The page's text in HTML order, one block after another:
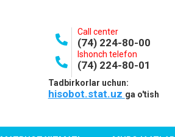
Call center
(74) 224-80-00
Ishonch telefon
(74) 224-80-01
Tadbirkorlar uchun:
hisobot.stat.uz ga o'tish